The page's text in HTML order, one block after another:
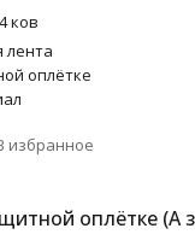
ков
лента
оплётке
избранное
оплётке (A